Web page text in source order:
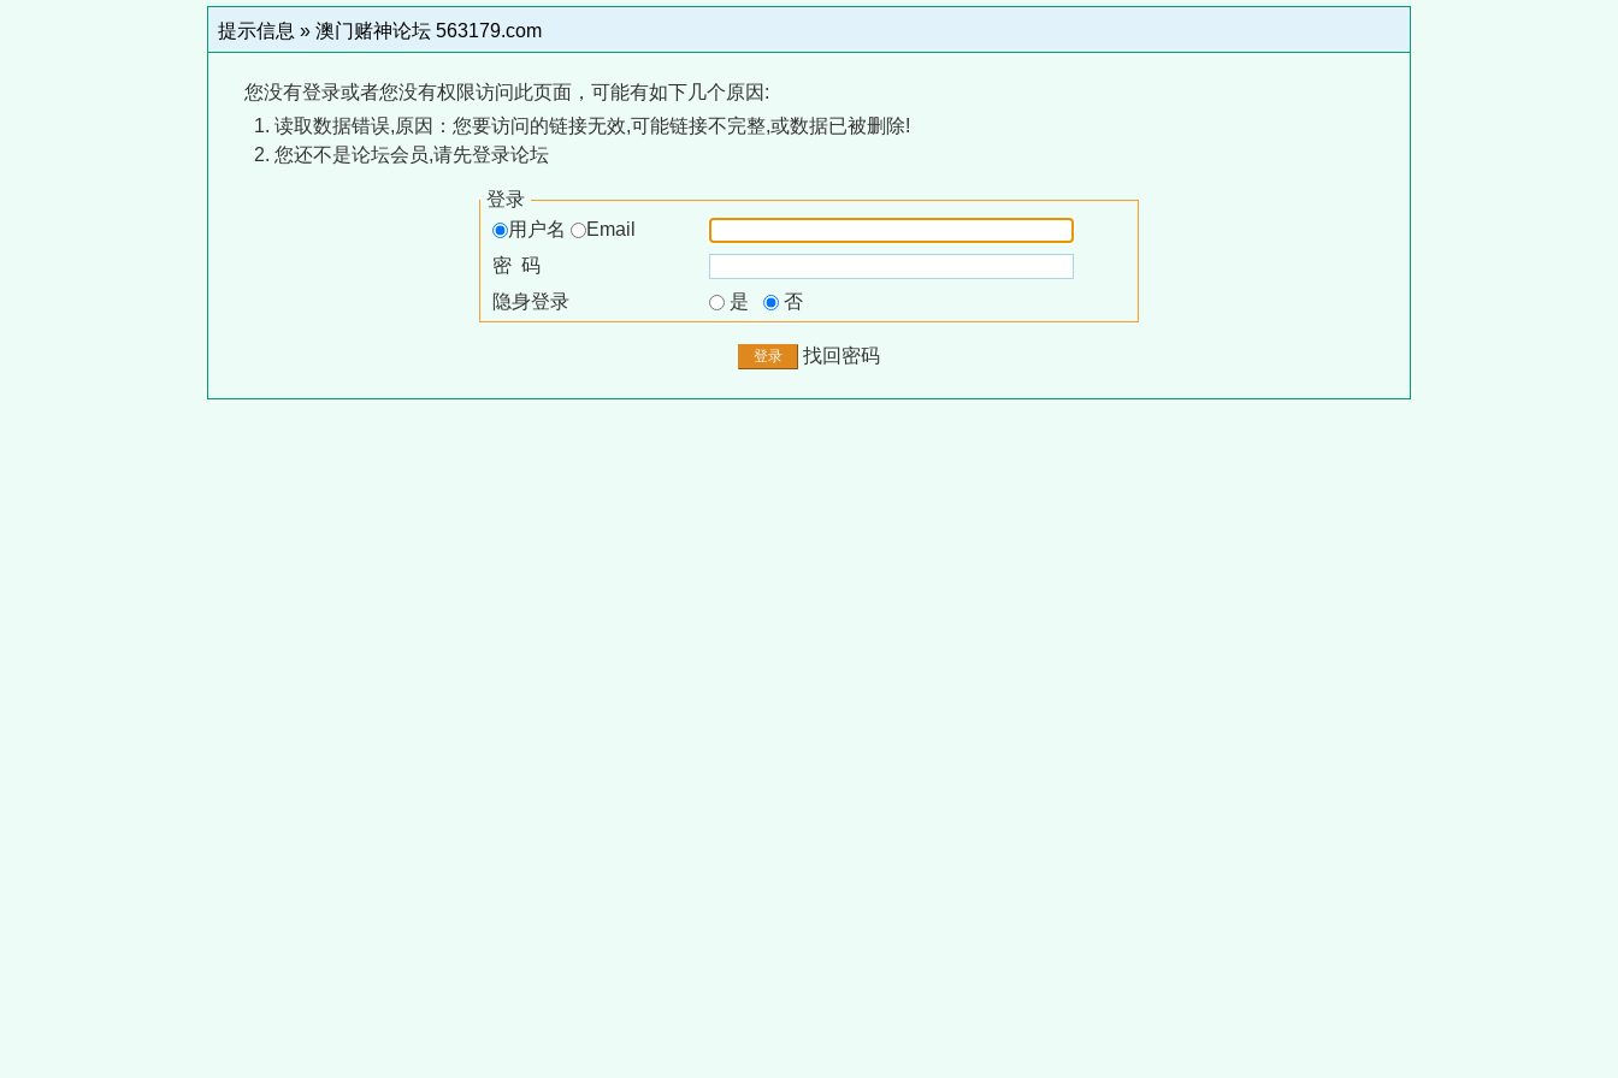
提示信息 » 澳门赌神论坛 563179.com
您没有登录或者您没有权限访问此页面，可能有如下几个原因:
读取数据错误,原因：您要访问的链接无效,可能链接不完整,或数据已被删除!
您还不是论坛会员,请先登录论坛
登录
用户名
Email
密 码
隐身登录
是 否
找回密码